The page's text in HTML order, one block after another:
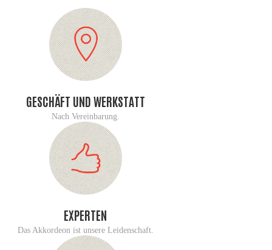
GESCHÄFT UND WERKSTATT
Nach Vereinbarung.
EXPERTEN
Das Akkordeon ist unsere Leidenschaft.